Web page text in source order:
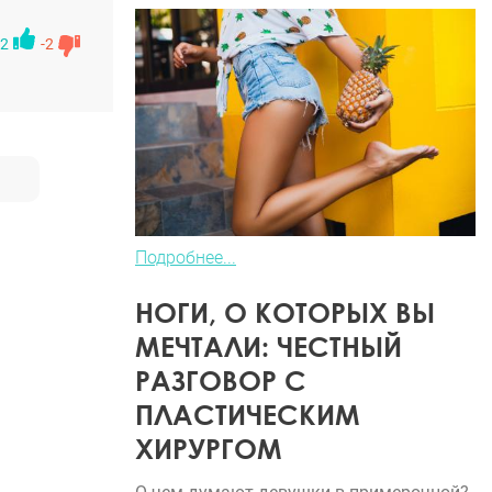
2 -2
Подробнее...
НОГИ, О КОТОРЫХ ВЫ
МЕЧТАЛИ: ЧЕСТНЫЙ
РАЗГОВОР С
ПЛАСТИЧЕСКИМ
ХИРУРГОМ